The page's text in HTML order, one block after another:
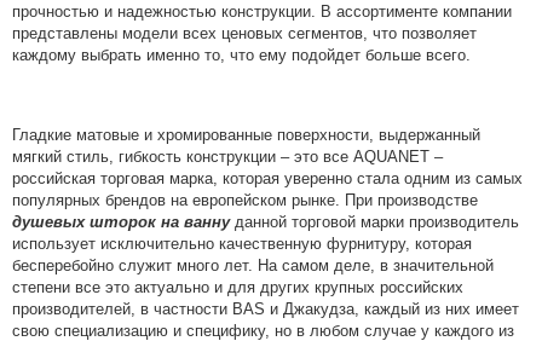
прочностью и надежностью конструкции. В ассортименте компании
представлены модели всех ценовых сегментов, что позволяет
каждому выбрать именно то, что ему подойдет больше всего.
Гладкие матовые и хромированные поверхности, выдержанный
мягкий стиль, гибкость конструкции – это все AQUANET –
российская торговая марка, которая уверенно стала одним из самых
популярных брендов на европейском рынке. При производстве
душевых шторок на ваннуданной торговой марки производитель
использует исключительно качественную фурнитуру, которая
бесперебойно служит много лет. На самом деле, в значительной
степени все это актуально и для других крупных российских
производителей, в частности BAS и Джакудза, каждый из них имеет
свою специализацию и специфику, но в любом случае у каждого из